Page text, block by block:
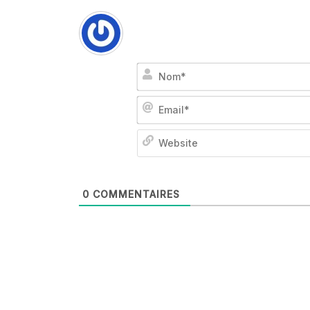
0 COMMENTAIRES